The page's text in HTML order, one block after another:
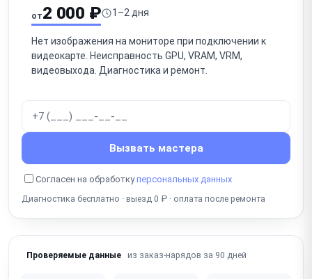
Не работает видеовыход HDMI / DisplayPort (один из
портов)
Вздулись / неисправны конденсаторы на плате
Неисправен чип VRAM (видеопамять, артефакты,
ошибки)
16-pin)
Неисправна VRM / фаза питания (нестабильность,
не включается)
включается, нет изображения)
от2 000 ₽ 1–2 дня
Нет изображения на мониторе при подключении к
видеокарте. Неисправность GPU, VRAM, VRM,
видеовыхода. Диагностика и ремонт.
Вызвать мастера
Согласен на обработкуперсональных данных
Диагностика бесплатно · выезд 0 ₽ · оплата после ремонта
Проверяемые данные из заказ-нарядов за 90 дней